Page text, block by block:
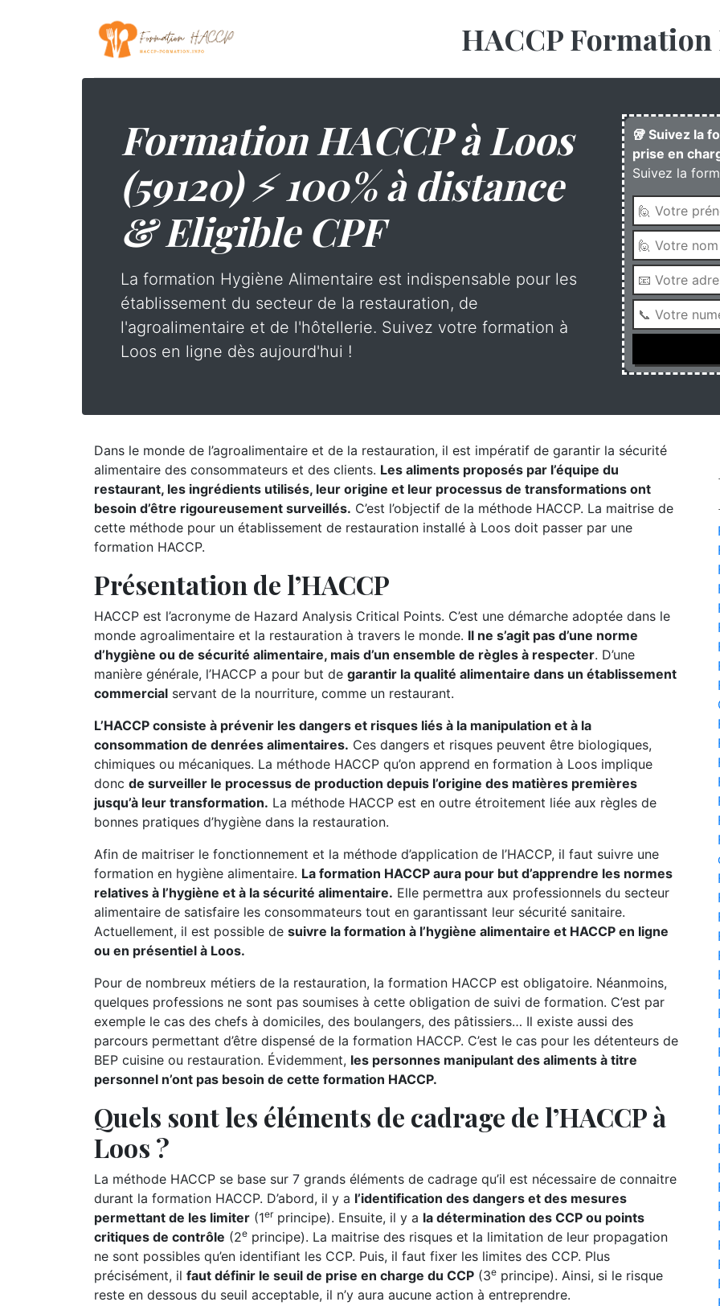
HACCP
Formation HACCP à Loos
(59120) ⚡ 100% à distance
& Eligible CPF
La formation Hygiène Alimentaire est indispensable pour les
établissement du secteur de la restauration, de
l'agroalimentaire et de l'hôtellerie. Suivez votre formation à
Loos en ligne dès aujourd'hui !
🥡 Suivez la
prise en
Suivez la
Dans le monde de l’agroalimentaire et de la restauration, il est impératif de garantir la sécurité
alimentaire des consommateurs et des clients. Les aliments proposés par l’équipe du
restaurant, les ingrédients utilisés, leur origine et leur processus de transformations ont
besoin d’être rigoureusement surveillés. C’est l’objectif de la méthode HACCP. La maitrise de
cette méthode pour un établissement de restauration installé à Loos doit passer par une
formation HACCP.
Présentation de l’HACCP
HACCP est l’acronyme de Hazard Analysis Critical Points. C’est une démarche adoptée dans le
monde agroalimentaire et la restauration à travers le monde. Il ne s’agit pas d’une norme
d’hygiène ou de sécurité alimentaire, mais d’un ensemble de règles à respecter. D’une
manière générale, l’HACCP a pour but de garantir la qualité alimentaire dans un établissement
commercial servant de la nourriture, comme un restaurant.
L’HACCP consiste à prévenir les dangers et risques liés à la manipulation et à la
consommation de denrées alimentaires. Ces dangers et risques peuvent être biologiques,
chimiques ou mécaniques. La méthode HACCP qu’on apprend en formation à Loos implique
donc de surveiller le processus de production depuis l’origine des matières premières
jusqu’à leur transformation. La méthode HACCP est en outre étroitement liée aux règles de
bonnes pratiques d’hygiène dans la restauration.
Afin de maitriser le fonctionnement et la méthode d’application de l’HACCP, il faut suivre une
formation en hygiène alimentaire. La formation HACCP aura pour but d’apprendre les normes
relatives à l’hygiène et à la sécurité alimentaire. Elle permettra aux professionnels du secteur
alimentaire de satisfaire les consommateurs tout en garantissant leur sécurité sanitaire.
Actuellement, il est possible de suivre la formation à l’hygiène alimentaire et HACCP en ligne
ou en présentiel à Loos.
Pour de nombreux métiers de la restauration, la formation HACCP est obligatoire. Néanmoins,
quelques professions ne sont pas soumises à cette obligation de suivi de formation. C’est par
exemple le cas des chefs à domiciles, des boulangers, des pâtissiers… Il existe aussi des
parcours permettant d’être dispensé de la formation HACCP. C’est le cas pour les détenteurs de
BEP cuisine ou restauration. Évidemment, les personnes manipulant des aliments à titre
personnel n’ont pas besoin de cette formation HACCP.
Quels sont les éléments de cadrage de l’HACCP à
Loos ?
La méthode HACCP se base sur 7 grands éléments de cadrage qu’il est nécessaire de connaitre
durant la formation HACCP. D’abord, il y a l’identification des dangers et des mesures
permettant de les limiter (1erprincipe). Ensuite, il y a la détermination des CCP ou points
critiques de contrôle (2e principe). La maitrise des risques et la limitation de leur propagation
ne sont possibles qu’en identifiant les CCP. Puis, il faut fixer les limites des CCP. Plus
précisément, il faut définir le seuil de prise en charge du CCP (3e principe). Ainsi, si le risque
reste en dessous du seuil acceptable, il n’y aura aucune action à entreprendre.